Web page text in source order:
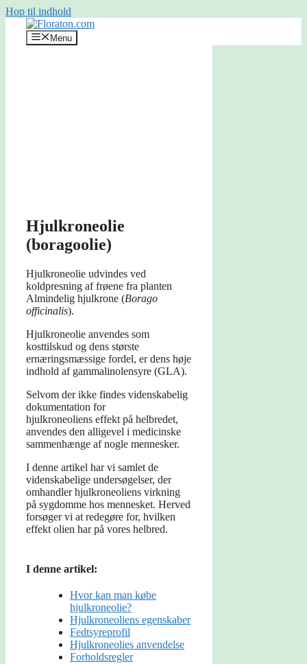
Hop til indhold
Menu
Hjulkroneolie
(boragoolie)
Hjulkroneolie udvindes ved
koldpresning af frøene fra planten
Almindelig hjulkrone (Borago
officinalis).
Hjulkroneolie anvendes som
kosttilskud og dens største
ernæringsmæssige fordel, er dens høje
indhold af gammalinolensyre (GLA).
Selvom der ikke findes videnskabelig
dokumentation for
hjulkroneoliens effekt på helbredet,
anvendes den alligevel i medicinske
sammenhænge af nogle mennesker.
I denne artikel har vi samlet de
videnskabelige undersøgelser, der
omhandler hjulkroneoliens virkning
på sygdomme hos mennesket. Herved
forsøger vi at redegøre for, hvilken
effekt olien har på vores helbred.
I denne artikel:
Hvor kan man købe
hjulkroneolie?
Hjulkroneoliens egenskaber
Fedtsyreprofil
Hjulkroneolies anvendelse
Forholdsregler